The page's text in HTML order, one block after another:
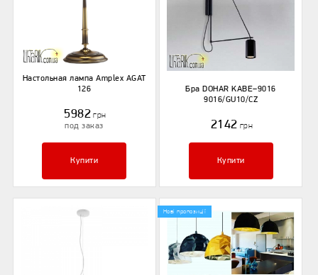
Настольная лампа Amplex AGAT
126
5982 грн
под заказ
Купити
Бра DOHAR KABE–9016
9016/GU10/CZ
2142 грн
Купити
Нові пропозиції